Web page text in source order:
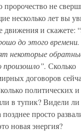
пророчество не
несколько лет вы
движения и скажете: “
до этого
некоторые
произошло”. Сколько
договоров
политических
в тупик? Видели
просто
новая энергия?